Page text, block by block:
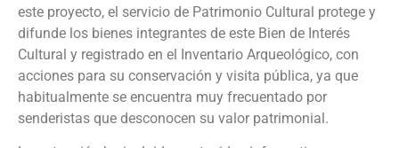
este proyecto, el servicio de Patrimonio Cultural protege y
difunde los bienes integrantes de este Bien de Interés
Cultural y registrado en el Inventario Arqueológico, con
acciones para su conservación y visita pública, ya que
habitualmente se encuentra muy frecuentado por
senderistas que desconocen su valor patrimonial.